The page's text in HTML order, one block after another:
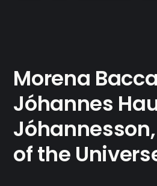
Morena
Jóhannes
of the